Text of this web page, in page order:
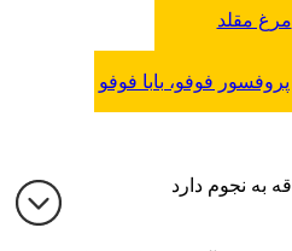
مرغ مقلد
پروفسور فوفو، بابا فوفو